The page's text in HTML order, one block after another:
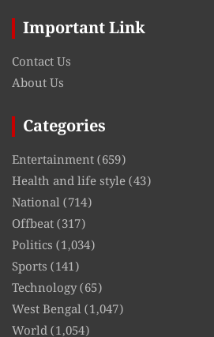
Important Link
Contact Us
About Us
Categories
Entertainment(659)
Health and life style(43)
National(714)
Offbeat(317)
Politics (1,034)
Sports (141)
Technology(65)
West Bengal(1,047)
World(1,054)